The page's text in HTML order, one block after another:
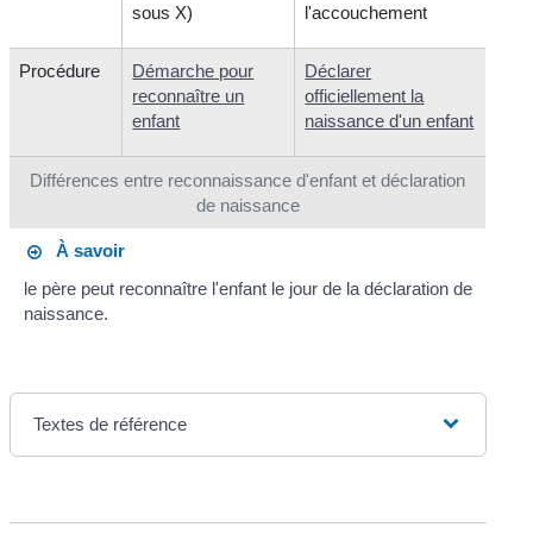
Différences entre reconnaissance d'enfant et déclaration
de naissance
sous X)
l'accouchement
Procédure
Démarche pour
reconnaître un
enfant
Déclarer
officiellement la
naissance d'un enfant
À savoir
le père peut reconnaître l'enfant le jour de la déclaration de
naissance.
Textes de référence